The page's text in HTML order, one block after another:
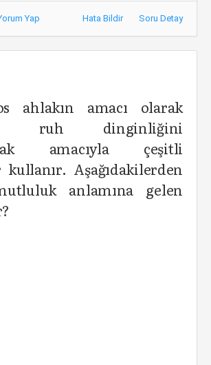
Yap Hata Bildir Soru Detay
ahlakın amacı olarak
ruh dinginliğini
amacıyla çeşitli
Aşağıdakilerden
anlamına gelen